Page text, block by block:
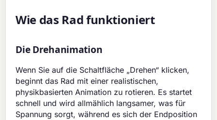
Wie das Rad funktioniert
Die Drehanimation
Wenn Sie auf die Schaltfläche „Drehen“ klicken,
beginnt das Rad mit einer realistischen,
physikbasierten Animation zu rotieren. Es startet
schnell und wird allmählich langsamer, was für
Spannung sorgt, während es sich der Endposition